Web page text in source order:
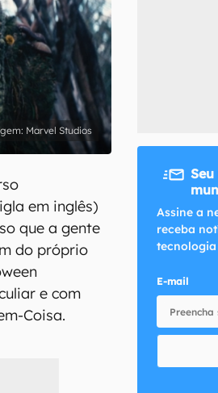
Termos de Uso e Política de Privacidade do
Marvel Studios
em inglês)
que a gente
do próprio
e com
Coisa.
Assine a
receba
E-mail